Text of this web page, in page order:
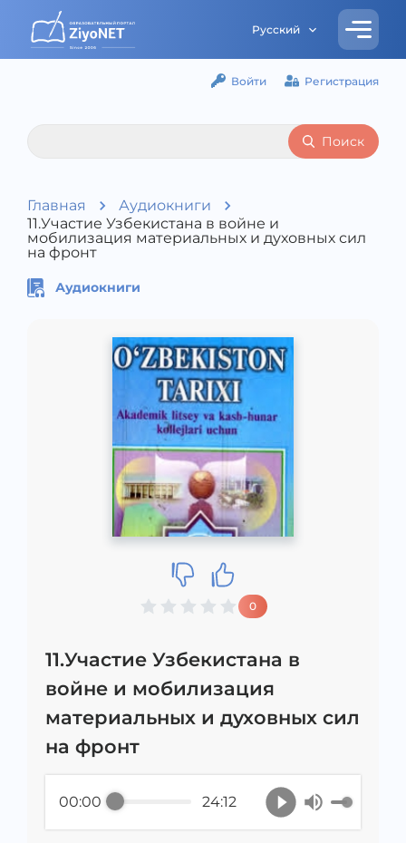
Русский
Войти Регистрация
Поиск
Главная
Аудиокниги
11.Участие Узбекистана в войне и
мобилизация материальных и духовных сил
на фронт
Аудиокниги
0
11.Участие Узбекистана в
войне и мобилизация
материальных и духовных сил
на фронт
00:00 24:12